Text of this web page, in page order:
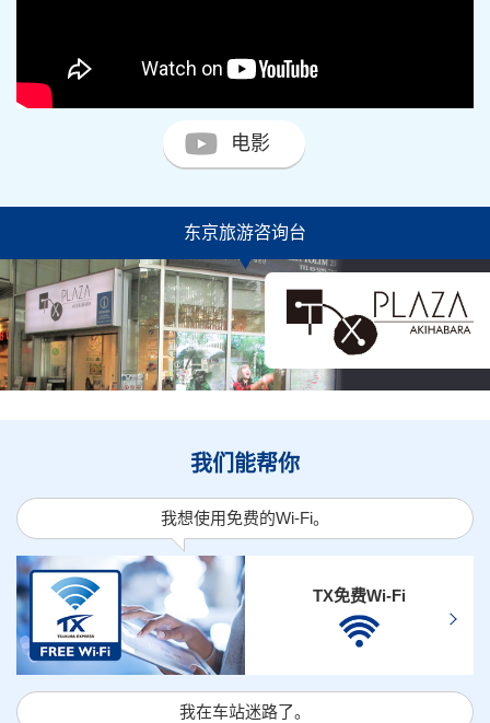
电影
东京旅游咨询台
我们能帮你
我想使用免费的Wi-Fi。
TX免费Wi-Fi
我在车站迷路了。